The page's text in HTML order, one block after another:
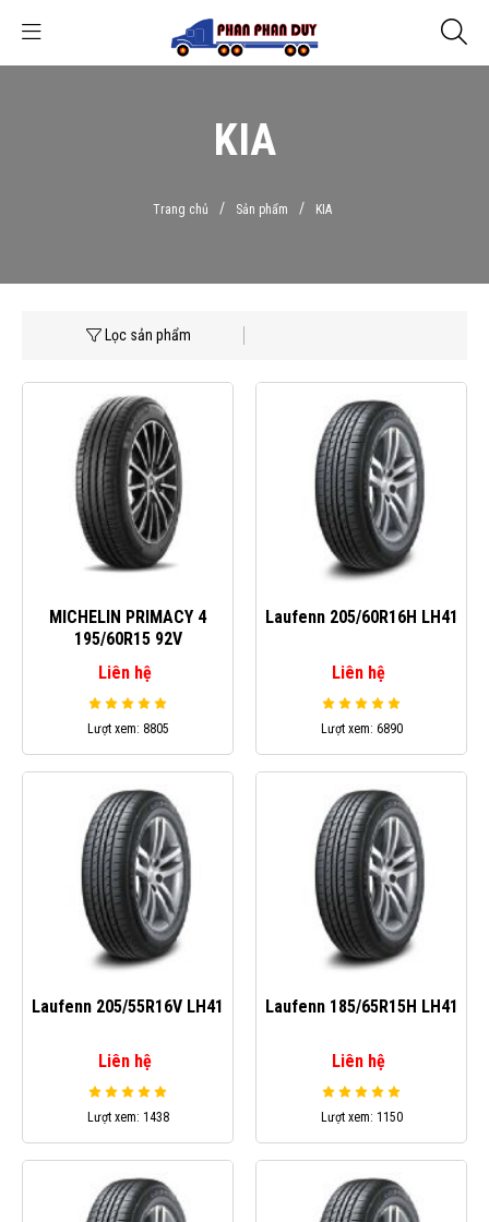
KIA
Trang chủ / Sản phẩm / KIA
Lọc sản phẩm
MICHELIN PRIMACY 4
195/60R15 92V
Liên hệ
Lượt xem: 8805
Laufenn 205/60R16H LH41
Liên hệ
Lượt xem: 6890
Laufenn 205/55R16V LH41
Liên hệ
Lượt xem: 1438
Laufenn 185/65R15H LH41
Liên hệ
Lượt xem: 1150